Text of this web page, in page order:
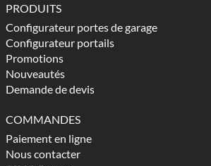
PRODUITS
Configurateur portes de garage
Configurateur portails
Promotions
Nouveautés
Demande de devis
COMMANDES
Paiement en ligne
Nous contacter